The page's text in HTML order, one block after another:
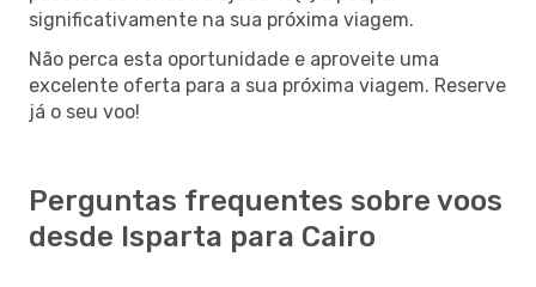
significativamente na sua próxima viagem.
Não perca esta oportunidade e aproveite uma
excelente oferta para a sua próxima viagem. Reserve
já o seu voo!
Perguntas frequentes sobre voos
desde Isparta para Cairo